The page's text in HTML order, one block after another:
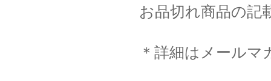
お品切れ商品の記
＊詳細はメール